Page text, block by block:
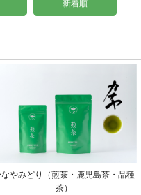
新着順
やみどり（煎茶・鹿児島茶・品種
茶）